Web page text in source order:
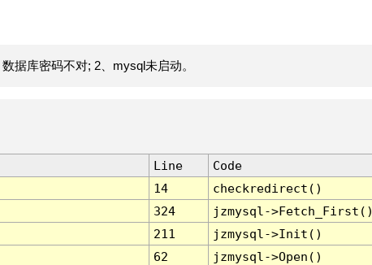
据库密码不对; 2、mysql未启动。
Line
Code
14
checkredirect()
324
jzmysql-
211
jzmysql->Init()
62
jzmysql->Open()